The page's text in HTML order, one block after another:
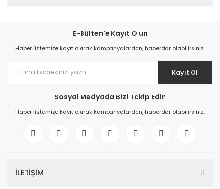
E-Bülten'e Kayıt Olun
Haber listemize kayıt olarak kampanyalardan, haberdar olabilirsiniz.
Kayıt Ol
Sosyal Medyada Bizi Takip Edin
Haber listemize kayıt olarak kampanyalardan, haberdar olabilirsiniz.
İLETİŞİM